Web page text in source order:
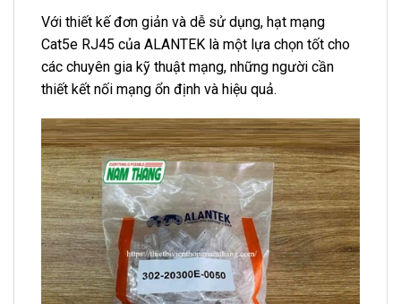
Với thiết kế đơn giản và dễ sử dụng, hạt mạng
Cat5e RJ45 của ALANTEK là một lựa chọn tốt cho
các chuyên gia kỹ thuật mạng, những người cần
thiết kết nối mạng ổn định và hiệu quả.